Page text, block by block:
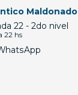
Maldonado
22 - 2do nivel
22 hs